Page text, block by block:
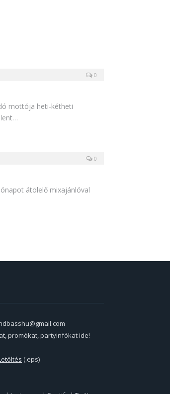
0
mottója heti-kétheti
0
átölelő mixajánlóval
promókat, partyinfókat ide!
(.eps)